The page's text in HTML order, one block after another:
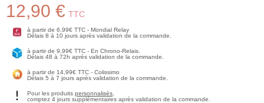
12,90 € TTC
à partir de 6,99€ TTC - Mondial Relay
Délais 8 à 10 jours après validation de la commande.
à partir de 9,99€ TTC - En Chrono-Relais.
Délais 48 à 72h après validation de la commande.
à partir de 14,99€ TTC - Colissimo
Délais 5 à 7 jours après validation de la commande.
Pour les produits personnalisés
comptez 4 jours supplémentaires après validation de la commande.